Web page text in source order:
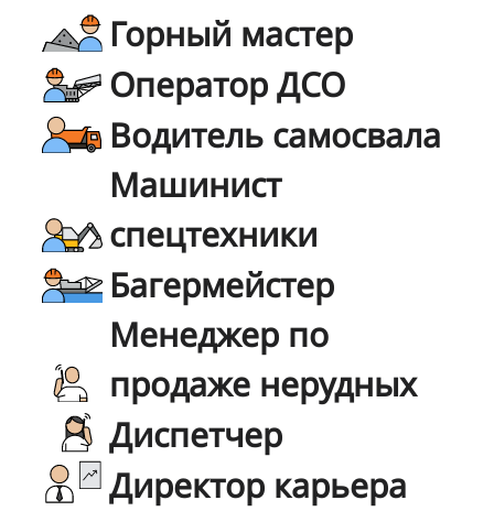
Горный мастер
Оператор ДСО
Водитель самосвала
Машинист
спецтехники
Багермейстер
Менеджер по
продаже нерудных
Диспетчер
Директор карьера